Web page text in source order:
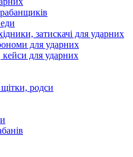
затискачі для ударних
для ударних
для ударних
родси